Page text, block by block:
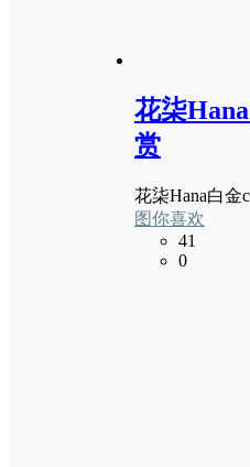
花柒
赏
花柒Hana白金
图你喜欢
41
0